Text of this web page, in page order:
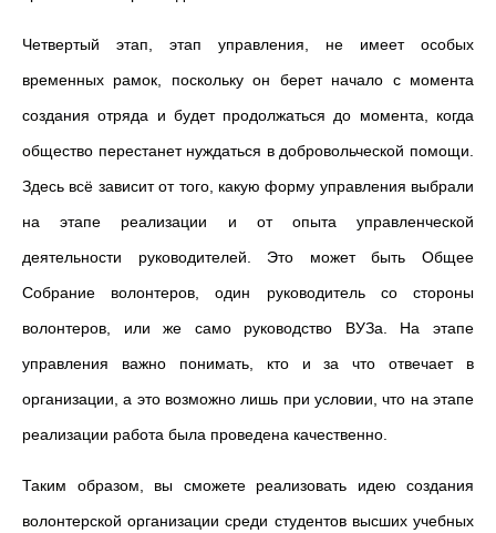
Четвертый этап, этап управления, не имеет особых
временных рамок, поскольку он берет начало с момента
создания отряда и будет продолжаться до момента, когда
общество перестанет нуждаться в добровольческой помощи.
Здесь всё зависит от того, какую форму управления выбрали
на этапе реализации и от опыта управленческой
деятельности руководителей. Это может быть Общее
Собрание волонтеров, один руководитель со стороны
волонтеров, или же само руководство ВУЗа. На этапе
управления важно понимать, кто и за что отвечает в
организации, а это возможно лишь при условии, что на этапе
реализации работа была проведена качественно.
Таким образом, вы сможете реализовать идею создания
волонтерской организации среди студентов высших учебных